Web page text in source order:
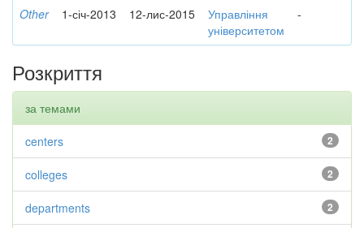
Other 1-січ-2013 12-лис-2015
Управління
університетом
-
Розкриття
за темами
2
centers
2
colleges
2
departments